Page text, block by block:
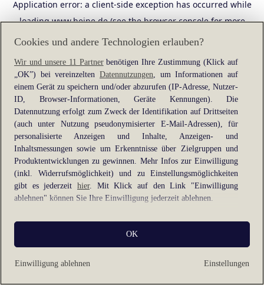
Application error: a client-side exception has occurred while
loadingwww.heine.de(see the browser consolefor more
information).
Cookies und andere Technologien erlauben?
Wir und unsere 11 Partnerbenötigen Ihre Zustimmung (Klick auf
„OK”) bei vereinzelten Datennutzungen, um Informationen auf
einem Gerät zu speichern und/oder abzurufen (IP-Adresse, Nutzer-
ID, Browser-Informationen, Geräte Kennungen). Die
Datennutzung erfolgt zum Zweck der Identifikation auf Drittseiten
(auch unter Nutzung pseudonymisierter E-Mail-Adressen), für
personalisierte Anzeigen und Inhalte, Anzeigen- und
Inhaltsmessungen sowie um Erkenntnisse über Zielgruppen und
Produktentwicklungen zu gewinnen. Mehr Infos zur Einwilligung
(inkl. Widerrufsmöglichkeit) und zu Einstellungsmöglichkeiten
gibt es jederzeit hier. Mit Klick auf den Link "Einwilligung
ablehnen" können Sie Ihre Einwilligung jederzeit ablehnen.
Sie können Ihre Einwilligung auch jederzeit grundlos mit Wirkung
für die Zukunft widerrufen, indem Sie z. B. auf den Button
"Cookie-Einstellungen" im Footer der Website und "Alle
ablehnen" klicken.
Einstellungen
Einwilligung ablehnen
OK